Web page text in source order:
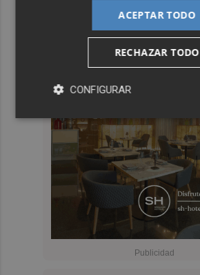
ACEPTAR TODO
RECHAZAR TODO
CONFIGURAR